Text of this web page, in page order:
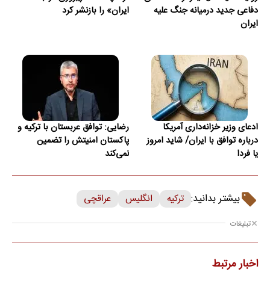
دفاعی جدید درمیانه جنگ علیه
ایران
ایران» را بازنشر کرد
ادعای وزیر خزانه‌داری آمریکا
درباره توافق با ایران/ شاید امروز
یا فردا
رضایی: توافق عربستان با ترکیه و
پاکستان امنیتش را تضمین
نمی‌کند
بیشتر بدانید: ترکیه انگلیس عراقچی
تبلیغات
اخبار مرتبط